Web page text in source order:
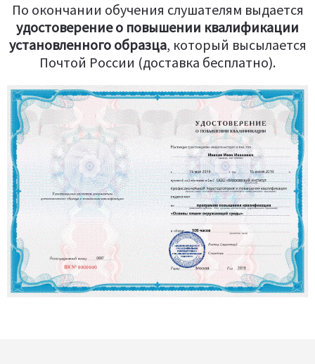
По окончании обучения слушателям выдается
удостоверение о повышении квалификации
установленного образца, который высылается
Почтой России (доставка бесплатно).